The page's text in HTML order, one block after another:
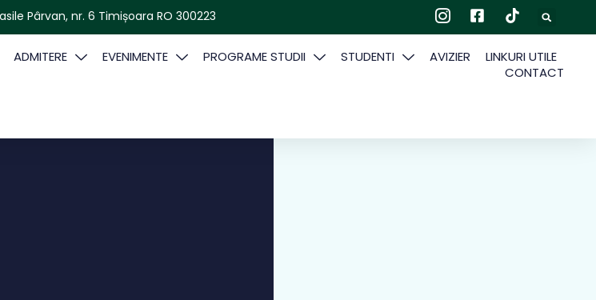
Pârvan, nr. 6 Timișoara RO 300223
ADMITERE EVENIMENTE PROGRAME STUDII STUDENTI AVIZIER
LINKURI UTILE
CONTACT